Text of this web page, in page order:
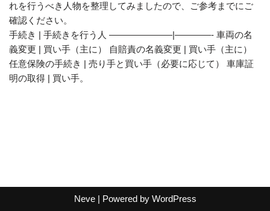
れを行うべき人物を整理してみましたので、ご参考までにご
確認ください。
手続き | 手続きを行う人 ———————|————- 車両の名
義変更 | 買い手（主に） 自賠責の名義変更 | 買い手（主に）
任意保険の手続き | 売り手と買い手（必要に応じて） 車庫証
明の取得 | 買い手。
Neve| Powered by WordPress